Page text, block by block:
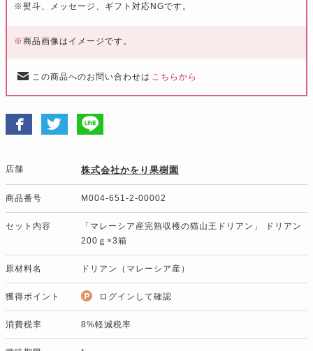
※熨斗、メッセージ、ギフト対応NGです。
※商品画像はイメージです。
この商品へのお問い合わせは こちらから
店舗 株式会社かをり果樹園
商品番号 M004-651-2-00002
セット内容
「マレーシア産完熟収穫の猫山王ドリアン」 ドリアン
200ｇ×3箱
原材料名 ドリアン（マレーシア産）
獲得ポイント ログインして確認
消費税率 8%軽減税率